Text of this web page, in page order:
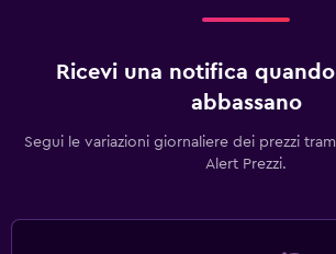
Ricevi una notifica
abbassano
Segui le variazioni giornaliere dei prezzi
Alert Prezzi.